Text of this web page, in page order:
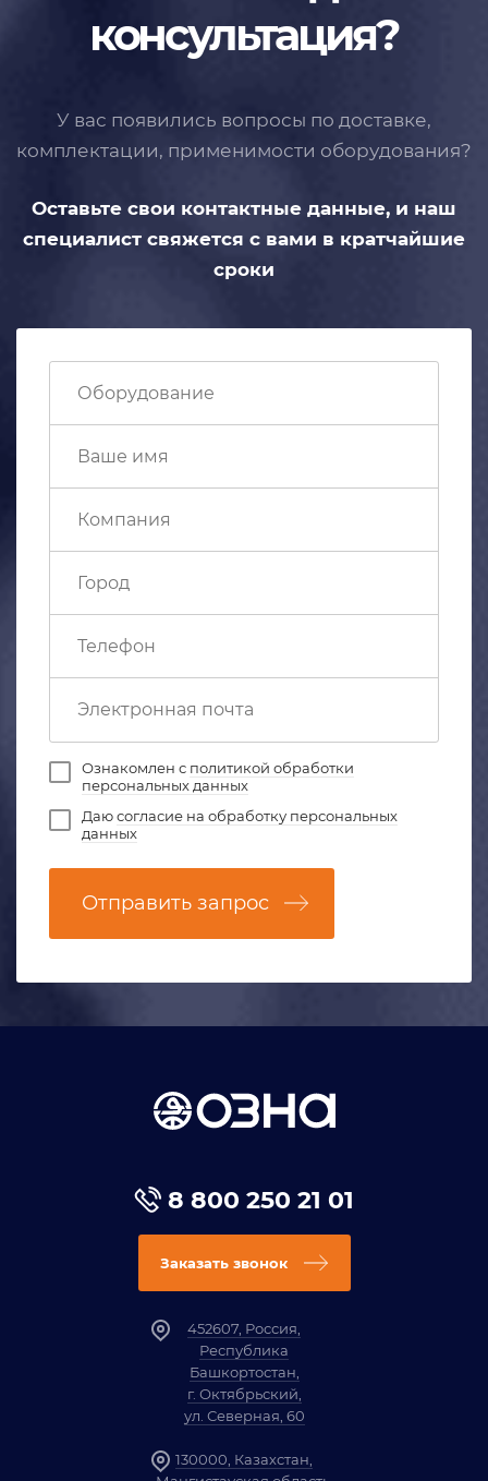
консультация?
У вас появились вопросы по доставке,
комплектации, применимости оборудования?
Оставьте свои контактные данные, и наш
специалист свяжется с вами в кратчайшие
сроки
Ознакомлен с политикой обработки
персональных данных
Даюсогласие на обработку персональных
данных
Отправить запрос
8 800 250 21 01
Заказать звонок
452607, Россия,
Республика
Башкортостан,
г. Октябрьский,
ул. Северная, 60
130000, Казахстан,